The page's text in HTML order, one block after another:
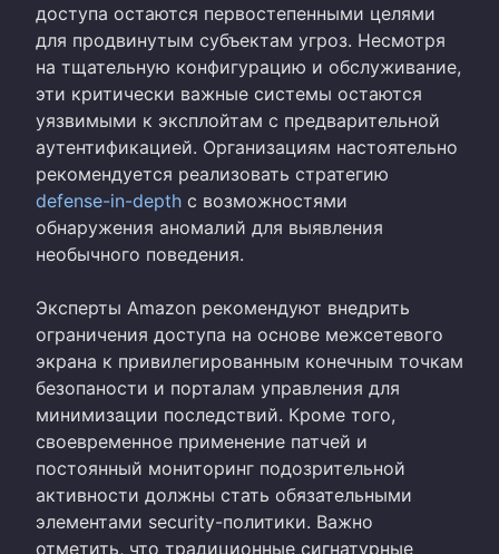
доступа остаются первостепенными целями
для продвинутым субъектам угроз. Несмотря
на тщательную конфигурацию и обслуживание,
эти критически важные системы остаются
уязвимыми к эксплойтам с предварительной
аутентификацией. Организациям настоятельно
рекомендуется реализовать стратегию
defense-in-depth с возможностями
обнаружения аномалий для выявления
необычного поведения.
Эксперты Amazon рекомендуют внедрить
ограничения доступа на основе межсетевого
экрана к привилегированным конечным точкам
безопаности и порталам управления для
минимизации последствий. Кроме того,
своевременное применение патчей и
постоянный мониторинг подозрительной
активности должны стать обязательными
элементами security-политики. Важно
отметить, что традиционные сигнатурные